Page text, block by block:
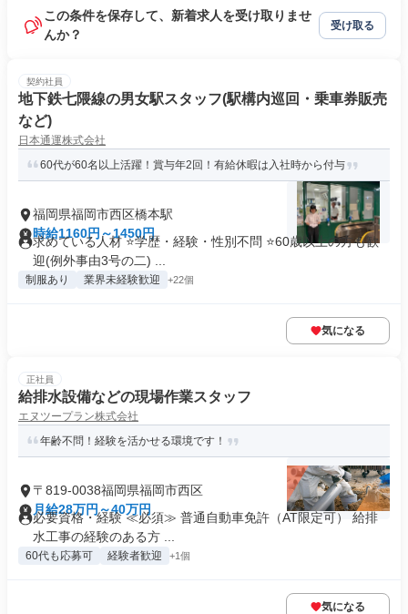
この条件を保存して、新着求人を受け取りませ
んか？
受け取る
契約社員
地下鉄七隈線の男女駅スタッフ(駅構内巡回・乗車券販売
など)
日本通運株式会社
60代が60名以上活躍！賞与年2回！有給休暇は入社時から付与
福岡県福岡市西区橋本駅
時給1160円～1450円
求めている人材 ⭐学歴・経験・性別不問 ⭐60歳以上の方も歓
迎(例外事由3号の二) ...
制服あり 業界未経験歓迎 +22個
気になる
正社員
給排水設備などの現場作業スタッフ
エヌツープラン株式会社
年齢不問！経験を活かせる環境です！
〒819-0038福岡県福岡市西区
月給28万円～40万円
必要資格・経験 ≪必須≫ 普通自動車免許（AT限定可） 給排
水工事の経験のある方 ...
60代も応募可 経験者歓迎 +1個
気になる